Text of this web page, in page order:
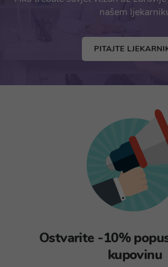
našem
PITAJTE
Ostvarite -10%
kupovinu